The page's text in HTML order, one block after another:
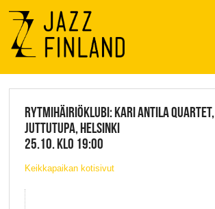
Menu
JAZZ FINLAND LIVE
RYTMIHÄIRIÖKLUBI: KARI ANTILA QUARTET,
JUTTUTUPA, HELSINKI
25.10. KLO 19:00
Keikkapaikan kotisivut